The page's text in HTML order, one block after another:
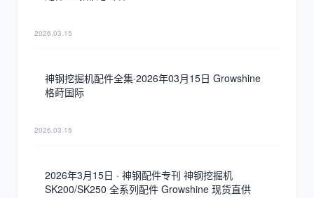
2026.03.15
神钢挖掘机配件全集·2026年03月15日 Growshine
格莳国际
2026.03.15
2026年3月15日 · 神钢配件专刊 神钢挖掘机
SK200/SK250 全系列配件 Growshine 现货直供